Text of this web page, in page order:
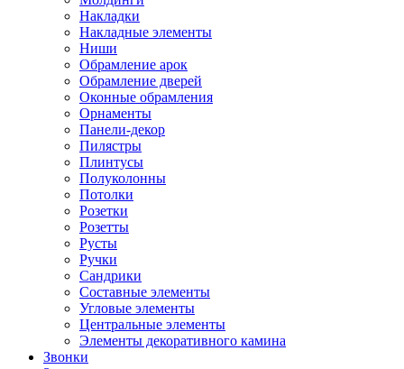
Накладки
Накладные элементы
Ниши
Обрамление арок
Обрамление дверей
Оконные обрамления
Орнаменты
Панели-декор
Пилястры
Плинтусы
Полуколонны
Потолки
Розетки
Розетты
Русты
Ручки
Сандрики
Составные элементы
Угловые элементы
Центральные элементы
Элементы декоративного камина
Звонки